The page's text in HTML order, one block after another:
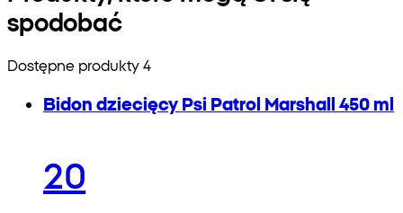
spodobać
Dostępne produkty 4
Bidon dziecięcy Psi Patrol Marshall 450 ml
20